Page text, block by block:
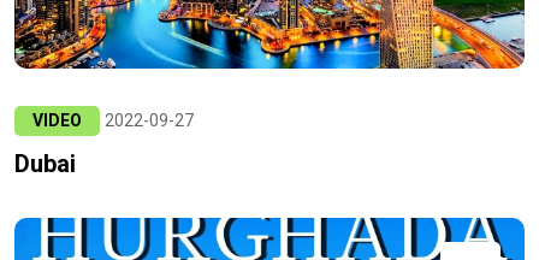
VIDEO 2022-09-27
Dubai